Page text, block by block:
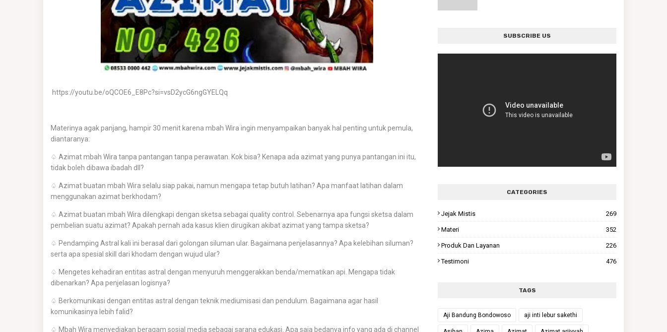
https://youtu.be/oQCOE6_E8Pc?si=vsD2ycG6ngGYELQq
Materinya agak panjang, hampir 30 menit karena mbah Wira ingin menyampaikan banyak hal penting untuk pemula,
diantaranya:
♤ Azimat mbah Wira tanpa pantangan tanpa perawatan. Kok bisa? Kenapa ada azimat yang punya pantangan ini itu,
tidak boleh dibawa ibadah dll?
♤ Azimat buatan mbah Wira selalu siap pakai, namun mengapa tetap butuh latihan? Apa manfaat latihan dalam
menggunakan azimat berkhodam?
♤ Azimat buatan mbah Wira dilengkapi dengan sketsa sebagai quality control. Sebenarnya apa fungsi sketsa dalam
pembelian suatu azimat? Apakah pernah ada kasus klien dirugikan akibat azimat yang tampa sketsa?
♤ Pendamping Astral kali ini berasal dari golongan siluman ular. Bagaimana penjelasannya? Apa kelebihan siluman?
serta apa spesial skill dari khodam dengan wujud ular?
♤ Mengetes kehadiran entitas astral dengan menyuruh menggerakkan benda/mematikan api. Mengapa tidak
dibenarkan? Apa penjelasan logisnya?
♤ Berkomunikasi dengan entitas astral dengan teknik mediumisasi dan pendulum. Bagaimana agar hasil
komunikasinya lebih falid?
♤ Mbah Wira menyediakan beragam sosial media sebagai sarana edukasi. Apa saja bedanya info yang ada di channel
SUBSCRIBE US
CATEGORIES
Jejak Mistis 269
Materi 352
Produk Dan Layanan 226
Testimoni 476
TAGS
Aji Bandung Bondowoso aji inti lebur sakethi